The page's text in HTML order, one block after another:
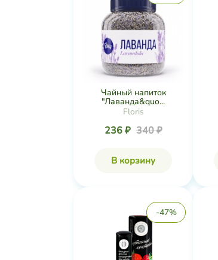
Чайный напиток
"Лаванда&quo...
Floris
236 ₽ 340 ₽
В корзину
-47%